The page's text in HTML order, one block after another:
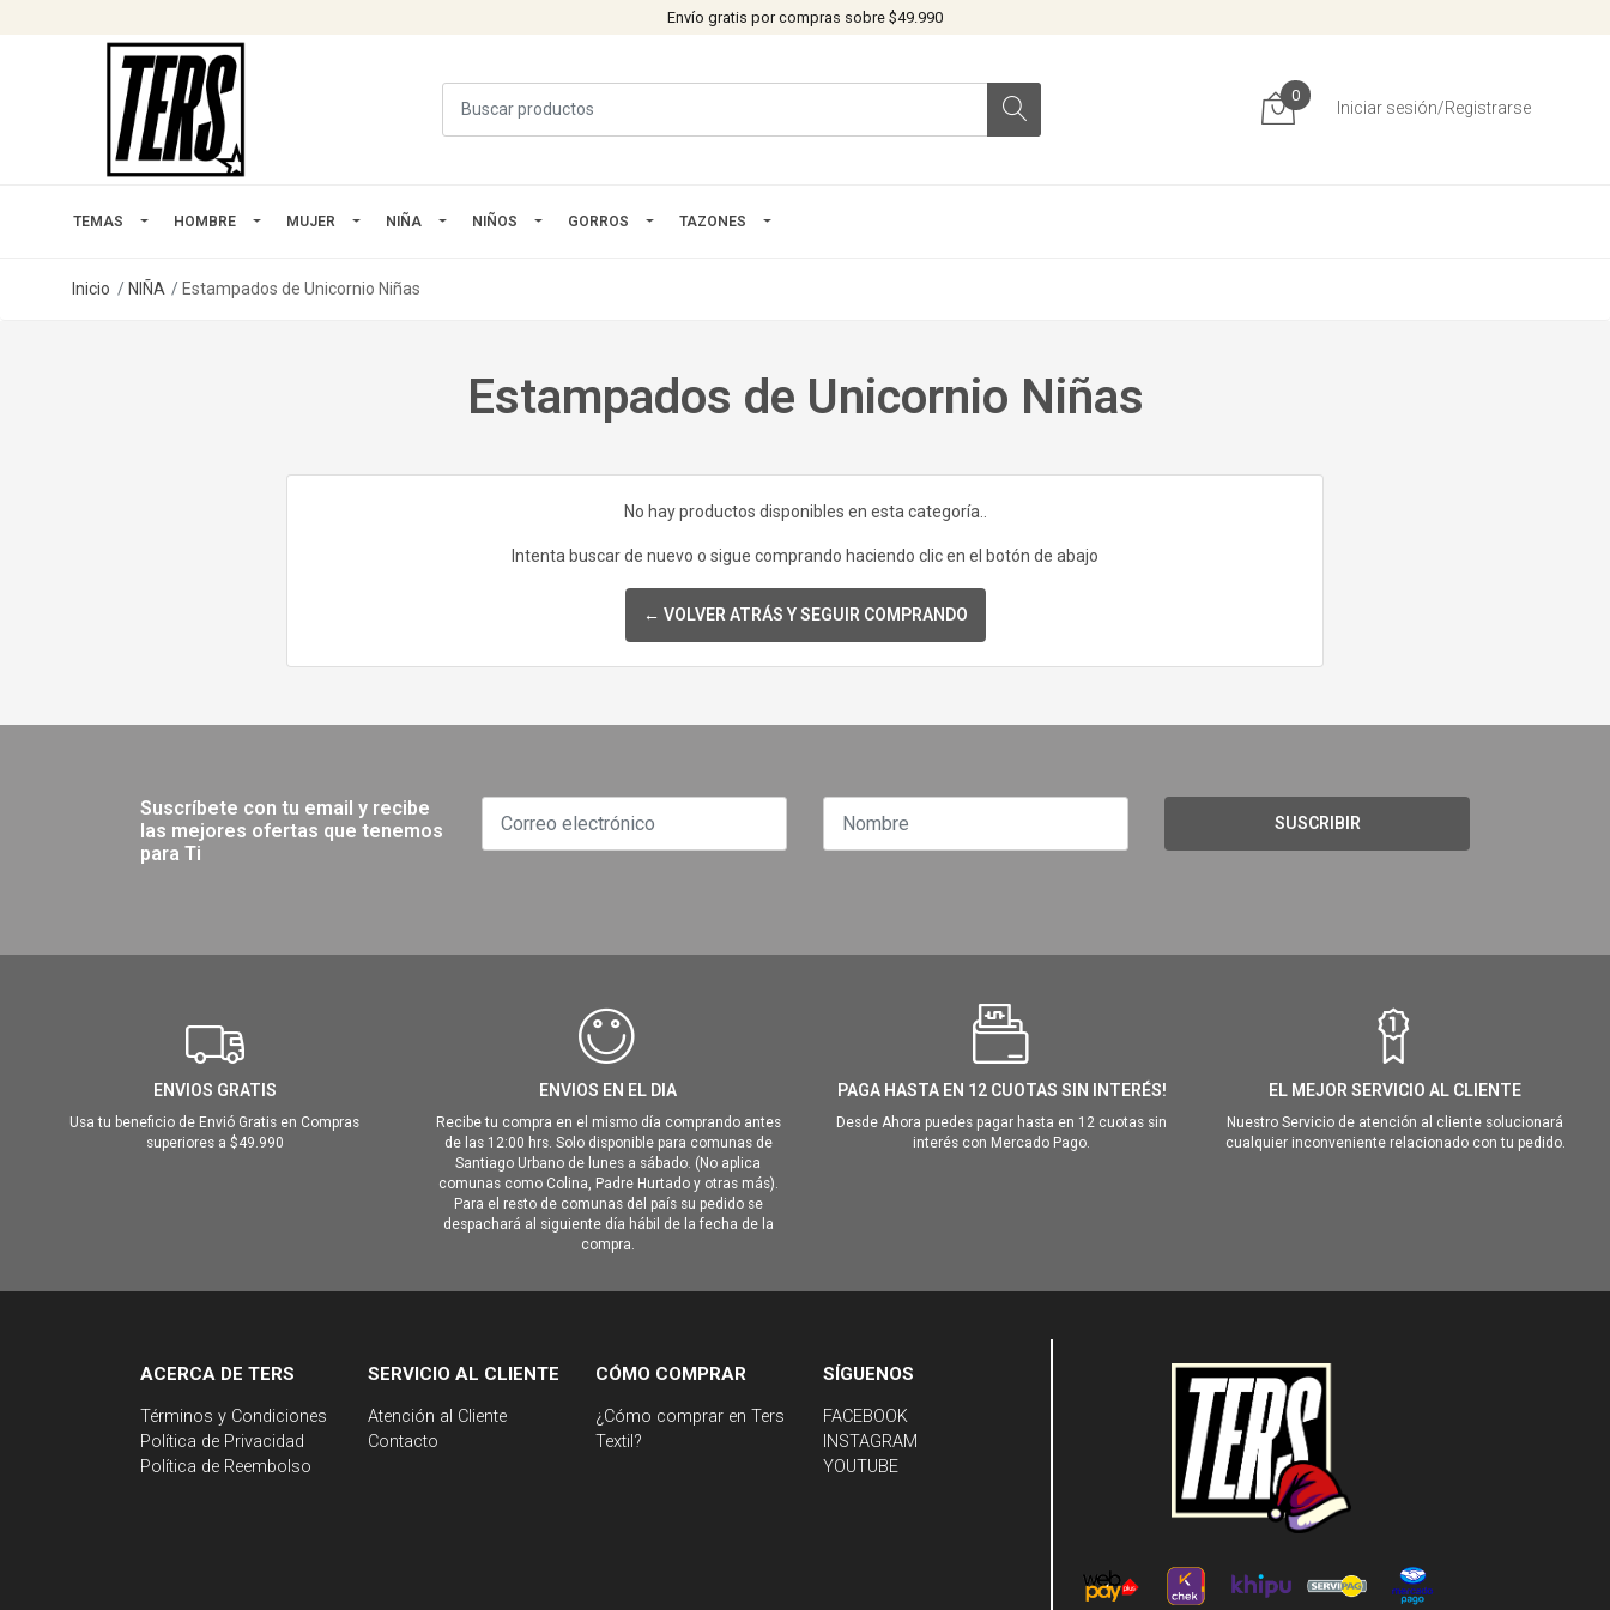
Envío gratis por compras sobre $49.990
0
Iniciar sesión/Registrarse
TEMAS HOMBRE MUJER NIÑA NIÑOS GORROS TAZONES
Inicio NIÑA Estampados de Unicornio Niñas
Estampados de Unicornio Niñas
No hay productos disponibles en esta categoría..
Intenta buscar de nuevo o sigue comprando haciendo clic en el botón de abajo
← VOLVER ATRÁS Y SEGUIR COMPRANDO
Suscríbete con tu email y recibe
las mejores ofertas que tenemos
para Ti
SUSCRIBIR
ENVIOS GRATIS
Usa tu beneficio de Envió Gratis en Compras
superiores a $49.990
ENVIOS EN EL DIA
Recibe tu compra en el mismo día comprando antes
de las 12:00 hrs. Solo disponible para comunas de
Santiago Urbano de lunes a sábado. (No aplica
comunas como Colina, Padre Hurtado y otras más).
Para el resto de comunas del país su pedido se
despachará al siguiente día hábil de la fecha de la
compra.
PAGA HASTA EN 12 CUOTAS SIN INTERÉS!
Desde Ahora puedes pagar hasta en 12 cuotas sin
interés con Mercado Pago.
EL MEJOR SERVICIO AL CLIENTE
Nuestro Servicio de atención al cliente solucionará
cualquier inconveniente relacionado con tu pedido.
ACERCA DE TERS
Términos y Condiciones
Política de Privacidad
Política de Reembolso
SERVICIO AL CLIENTE
Atención al Cliente
Contacto
CÓMO COMPRAR
¿Cómo comprar en Ters
Textil?
SÍGUENOS
FACEBOOK
INSTAGRAM
YOUTUBE